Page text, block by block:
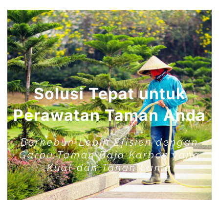
Solusi Tepat untuk
Perawatan Taman Anda
Berkebun Lebih Efisien dengan
Garpu Taman Baja Karbon yang
Kuat dan Tahan Lama